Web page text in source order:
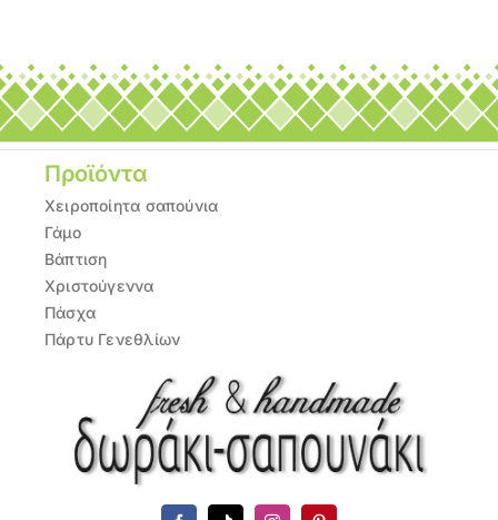
Προϊόντα
Χειροποίητα σαπούνια
Γάμο
Βάπτιση
Χριστούγεννα
Πάσχα
Πάρτυ Γενεθλίων